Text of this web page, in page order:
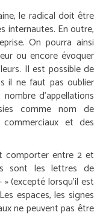
le radical doit être
internautes. En outre,
On pourra ainsi
ou encore évoquer
Il est possible de
il ne faut pas oublier
d’appellations
comme nom de
et des
comporter entre 2 et
sont les lettres de
(excepté lorsqu’il est
espaces, les signes
ne peuvent pas être